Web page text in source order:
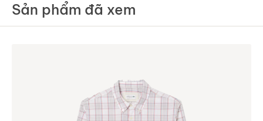
Sản phẩm đã xem